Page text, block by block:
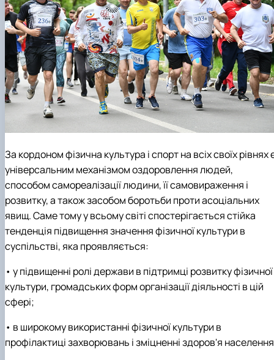
За кордоном фізична культура і спорт на всіх своїх рівнях
універсальним механізмом оздоровлення людей,
способом самореалізації людини, її самовираження і
розвитку, а також засобом боротьби проти асоціальних
явищ. Саме тому у всьому світі спостерігається стійка
тенденція підвищення значення фізичної культури в
суспільстві, яка проявляється:
• у підвищенні ролі держави в підтримці розвитку фізичної
культури, громадських форм організації діяльності в цій
сфері;
• в широкому використанні фізичної культури в
профілактиці захворювань і зміцненні здоров'я